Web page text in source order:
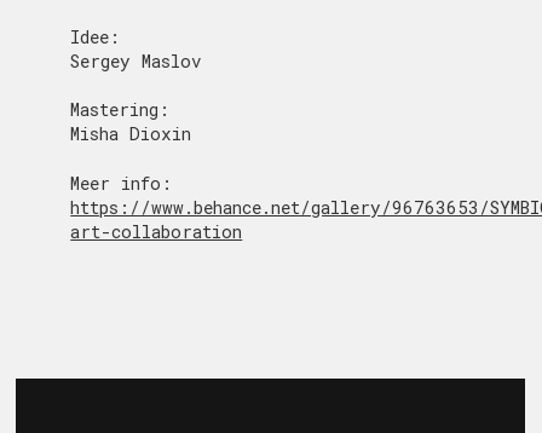
Idee:
Sergey Maslov
Mastering:
Misha Dioxin
Meer info:
https://www.behance.net/gallery/96763653/
art-collaboration